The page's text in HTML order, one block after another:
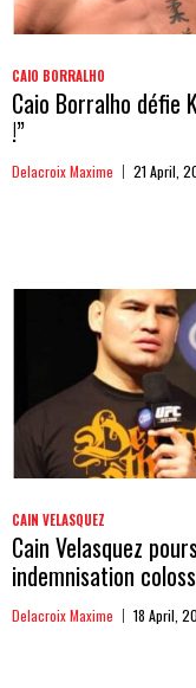
CAIO BORRALHO
Caio Borralho défie
!”
Delacroix Maxime 21 April,
CAIN VELASQUEZ
Cain Velasquez
indemnisation
Delacroix Maxime 18 April,